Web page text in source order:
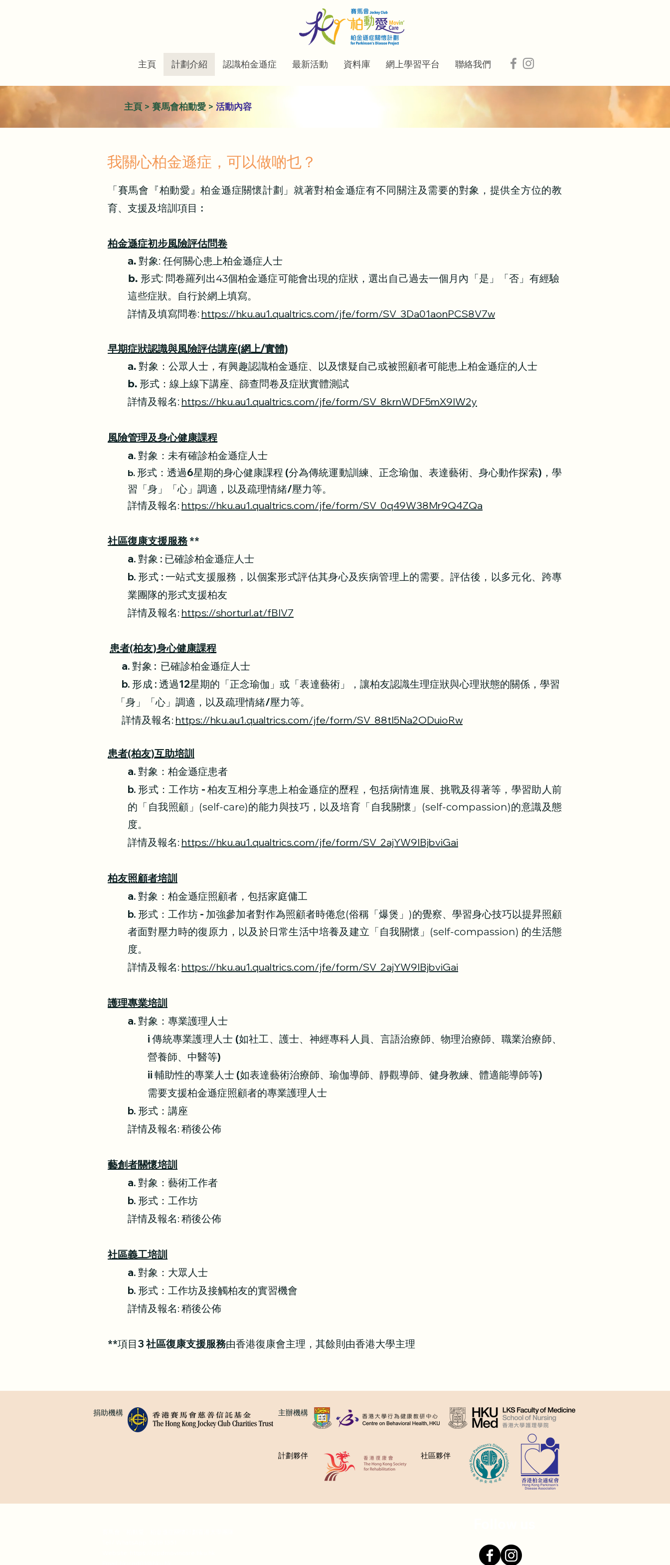
主頁 計劃介紹 認識柏金遜症 最新活動 資料庫 網上學習平台 聯絡我們
主頁> 賽馬會柏動愛 > 活動內容
我關心柏金遜症，可以做啲乜？
「賽馬會『柏動愛』柏金遜症關懷計劃」就著對柏金遜症有不同關注及需要的對象，提供全方位的教
育、支援及培訓項目︰
柏金遜症初步風險評估問卷
a. 對象: 任何關心患上柏金遜症人士
b. 形式: 問卷羅列出43個柏金遜症可能會出現的症狀，選出自己過去一個月內「是」「否」有經驗
這些症狀。自行於網上填寫。
詳情及填寫問卷: https://hku.au1.qualtrics.com/jfe/form/SV_3Da01aonPCS8V7w
早期症狀認識與風險評估講座(網上/實體)
a. 對象：公眾人士，有興趣認識柏金遜症、以及懷疑自己或被照顧者可能患上柏金遜症的人士
b. 形式：線上線下講座、篩查問卷及症狀實體測試
詳情及報名: https://hku.au1.qualtrics.com/jfe/form/SV_8krnWDF5mX9IW2y
風險管理及身心健康課程
a. 對象：未有確診柏金遜症人士
b. 形式：透過6星期的身心健康課程 (分為傳統運動訓練、正念瑜伽、表達藝術、身心動作探索)，學
習「身」「心」調適，以及疏理情緒/壓力等。
詳情及報名: https://hku.au1.qualtrics.com/jfe/form/SV_0q49W38Mr9Q4ZQa
社區復康支援服務**
a. 對象 : 已確診柏金遜症人士
b. 形式 : 一站式支援服務，以個案形式評估其身心及疾病管理上的需要。評估後，以多元化、跨專
業團隊的形式支援柏友
詳情及報名: https://shorturl.at/fBIV7
患者(柏友)身心健康課程
a. 對象 : 已確診柏金遜症人士
b. 形成 : 透過12星期的「正念瑜伽」或「表達藝術」，讓柏友認識生理症狀與心理狀態的關係，學習
「身」「心」調適，以及疏理情緒/壓力等。
詳情及報名: https://hku.au1.qualtrics.com/jfe/form/SV_88tI5Na2ODuioRw
患者(柏友)互助培訓
a. 對象：柏金遜症患者
b. 形式：工作坊 - 柏友互相分享患上柏金遜症的歷程，包括病情進展、挑戰及得著等， 學習助人前
的「自我照顧」(self-care)的能力與技巧，以及培育「自我關懷」(self-compassion)的意識及態
度。
詳情及報名: https://hku.au1.qualtrics.com/jfe/form/SV_2ajYW9IBjbviGai
柏友照顧者培訓
a. 對象：柏金遜症照顧者，包括家庭傭工
b. 形式：工作坊 - 加強參加者對作為照顧者時倦怠(俗稱「爆煲」)的覺察、學習身心技巧以提昇照顧
者面對壓力時的復原力，以及於日常生活中培養及建立「自我關懷」(self-compassion) 的生活態
度。
詳情及報名: https://hku.au1.qualtrics.com/jfe/form/SV_2ajYW9IBjbviGai
護理專業培訓
a. 對象：專業護理人士
i 傳統專業護理人士 (如社工、護士、神經專科人員、言語治療師、物理治療師、職業治療師、
營養師、中醫等)
ii 輔助性的專業人士 (如表達藝術治療師、瑜伽導師、靜觀導師、健身教練、體適能導師等)
需要支援柏金遜症照顧者的專業護理人士
b. 形式：講座
詳情及報名: 稍後公佈
藝創者關懷培訓
a. 對象：藝術工作者
b. 形式：工作坊
詳情及報名: 稍後公佈
社區義工培訓
a. 對象：大眾人士
b. 形式：工作坊及接觸柏友的實習機會
詳情及報名: 稍後公佈
**項目3 社區復康支援服務由香港復康會主理，其餘則由香港大學主理
捐助機構 主辦機構
計劃夥伴 社區夥伴